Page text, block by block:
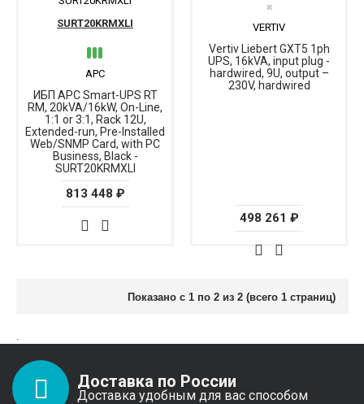
ИБП APC Smart-UPS RT
RM, 20kVA/16kW, On-Line,
1:1 or 3:1, Rack 12U,
Extended-run, Pre-Installed
Web/SNMP Card, with PC
Business, Black -
SURT20KRMXLI
APC
SURT20KRMXLI
813 448 ₽
Vertiv Liebert GXT5 1ph
UPS, 16kVA, input plug -
hardwired, 9U, output –
230V, hardwired
VERTIV
✖
498 261 ₽
Показано с 1 по 2 из 2 (всего 1 страниц)
.
Доставка по России
Доставка удобным для вас способом